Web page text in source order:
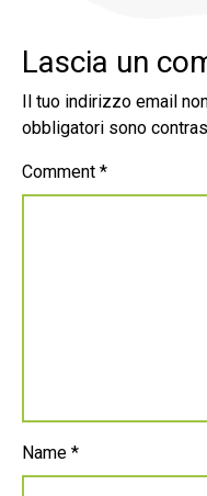
Lascia un
Il tuo indirizzo email
obbligatori sono
Comment *
Name *